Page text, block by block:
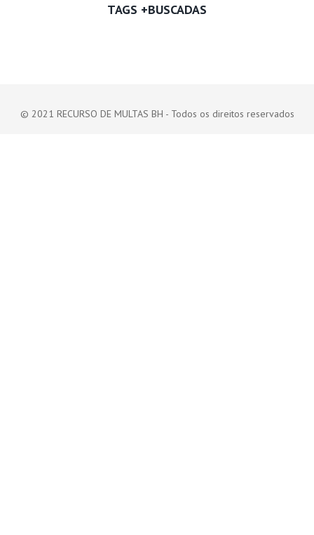
TAGS +BUSCADAS
© 2021 RECURSO DE MULTAS BH - Todos os direitos reservados